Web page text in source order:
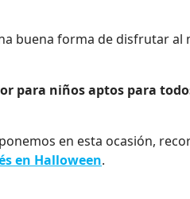
buena forma de disfrutar al
para niños aptos para
en esta ocasión,
en Halloween.